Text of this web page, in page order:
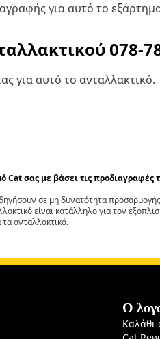
για αυτό το
078-
για αυτό το ανταλλακτικό.
Cat σας με βάσει τις
σε μη δυνατότητα
είναι κατάλληλο για τον
ανταλλακτικά.
Ο
Καλάθι